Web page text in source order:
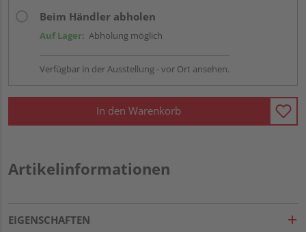
Beim Händler abholen
Auf Lager: Abholung möglich
Verfügbar in der Ausstellung - vor Ort ansehen.
In den Warenkorb
Artikelinformationen
EIGENSCHAFTEN